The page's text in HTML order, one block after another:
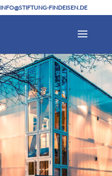
INFO@STIFTUNG-FINDEISEN.DE